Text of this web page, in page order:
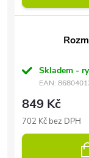
Skladem -
EAN:
849 Kč
702 Kč bez DPH